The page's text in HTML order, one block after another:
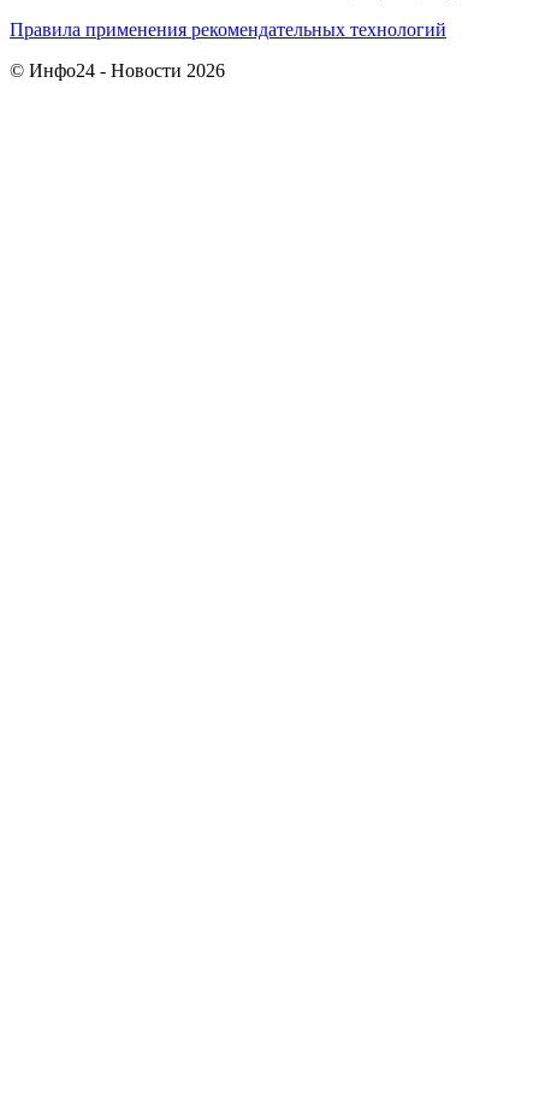
Правила применения рекомендательных технологий
© Инфо24 - Новости 2026